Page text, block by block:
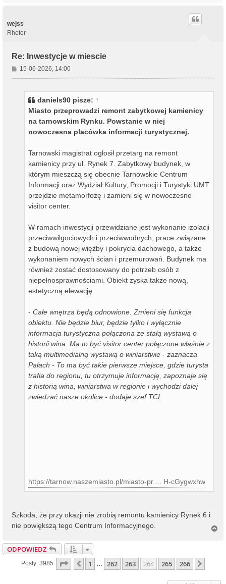
wejss
Rhetor
Re: Inwestycje w miescie
P
o
15-06-2026, 14:00
daniels90 pisze: ↑
Miasto przeprowadzi remont zabytkowej kamienicy
na tarnowskim Rynku. Powstanie w niej
nowoczesna placówka informacji turystycznej.
Tarnowski magistrat ogłosił przetarg na remont
kamienicy przy ul. Rynek 7. Zabytkowy budynek, w
którym mieszczą się obecnie Tarnowskie Centrum
Informacji oraz Wydział Kultury, Promocji i Turystyki UMT
przejdzie metamorfozę i zamieni się w nowoczesne
visitor center.
W ramach inwestycji przewidziane jest wykonanie izolacji
przeciwwilgociowych i przeciwwodnych, prace związane
z budową nowej więźby i pokrycia dachowego, a także
wykonaniem nowych ścian i przemurowań. Budynek ma
również zostać dostosowany do potrzeb osób z
niepełnosprawnościami. Obiekt zyska także nową,
estetyczną elewację.
- Całe wnętrza będą odnowione. Zmieni się funkcja
obiektu. Nie będzie biur, będzie tylko i wyłącznie
informacja turystyczna połączona ze stałą wystawą o
historii wina. Ma to być visitor center połączone właśnie z
taką multimedialną wystawą o winiarstwie - zaznacza
Pałach - To ma być takie pierwsze miejsce, gdzie turysta
trafia do regionu, tu otrzymuje informację, zapoznaje się
z historią wina, winiarstwa w regionie i wychodzi dalej
zwiedzać nasze okolice - dodaje szef TCI.
https://tarnow.naszemiasto.pl/miasto-pr ... H-cGygwxhw
Szkoda, że przy okazji nie zrobią remontu kamienicy Rynek 6 i
nie powiększą tego Centrum Informacyjnego.
ODPOWIEDZ
Posty: 3985 Strona 264 Z266
Poprzednia
1 … 262 263 264 265 266